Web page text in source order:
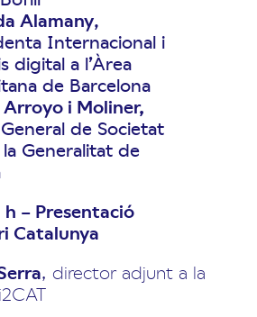
Alamany,
Internacional i
digital a l’Àrea
de Barcelona
Arroyo i Moliner,
de Societat
Generalitat de
– Presentació
Catalunya
, director adjunt a la